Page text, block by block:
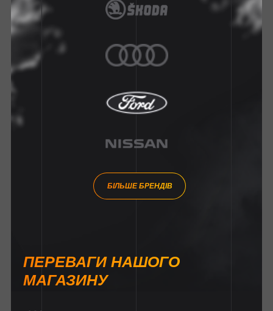
БІЛЬШЕ БРЕНДІВ
ПЕРЕВАГИ НАШОГО
МАГАЗИНУ